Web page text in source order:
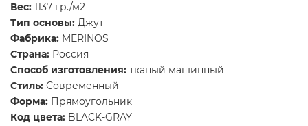
Вес: 1137 гр./м2
Тип основы: Джут
Фабрика: MERINOS
Страна: Россия
Способ изготовления: тканый машинный
Стиль: Современный
Форма: Прямоугольник
Код цвета: BLACK-GRAY